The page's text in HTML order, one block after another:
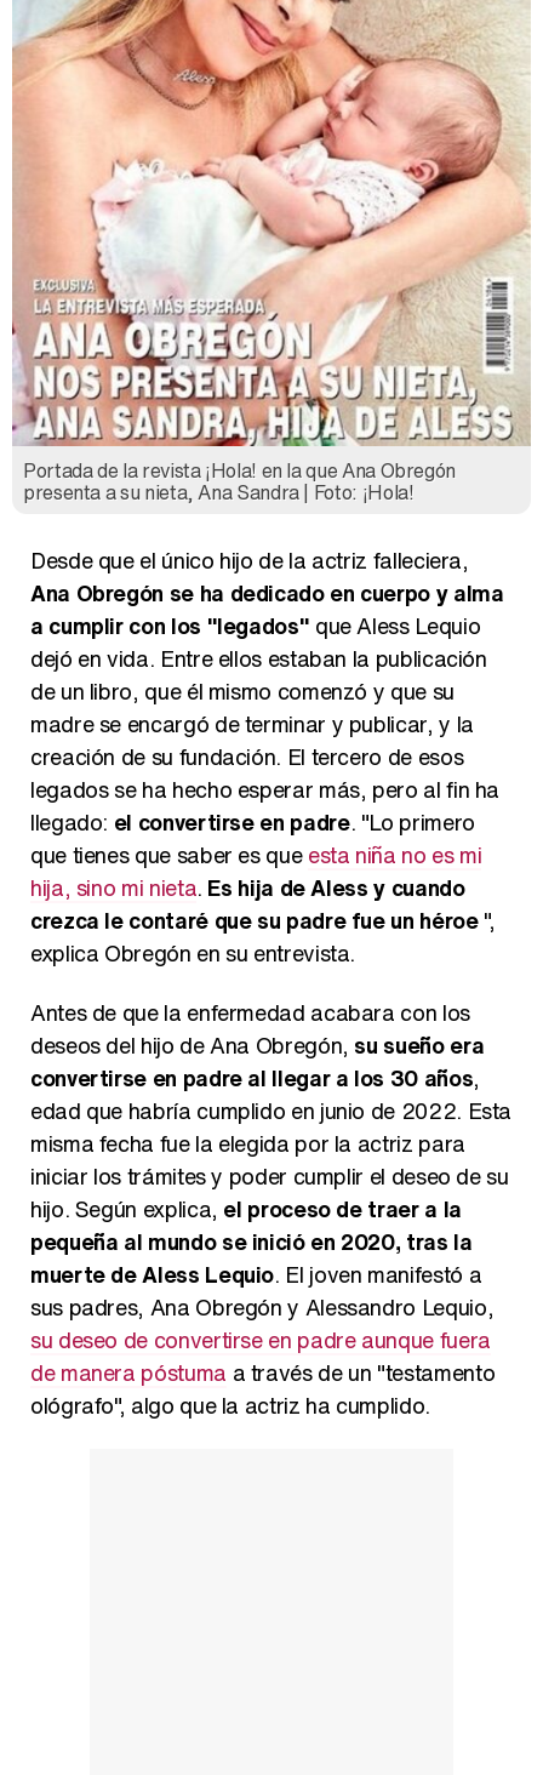
Portada de la revista ¡Hola! en la que Ana Obregón
presenta a su nieta, Ana Sandra | Foto: ¡Hola!
Desde que el único hijo de la actriz falleciera,
Ana Obregón se ha dedicado en cuerpo y alma
a cumplir con los "legados" que Aless Lequio
dejó en vida. Entre ellos estaban la publicación
de un libro, que él mismo comenzó y que su
madre se encargó de terminar y publicar, y la
creación de su fundación. El tercero de esos
legados se ha hecho esperar más, pero al fin ha
llegado: el convertirse en padre. "Lo primero
que tienes que saber es queesta niña no es mi
hija, sino mi nieta. Es hija de Aless y cuando
crezca le contaré que su padre fue un héroe",
explica Obregón en su entrevista.
Antes de que la enfermedad acabara con los
deseos del hijo de Ana Obregón, su sueño era
convertirse en padre al llegar a los 30 años,
edad que habría cumplido en junio de 2022. Esta
misma fecha fue la elegida por la actriz para
iniciar los trámites y poder cumplir el deseo de su
hijo. Según explica, el proceso de traer a la
pequeña al mundo se inició en 2020, tras la
muerte de Aless Lequio. El joven manifestó a
sus padres, Ana Obregón y Alessandro Lequio,
su deseo de convertirse en padre aunque fuera
de manera póstuma a través de un "testamento
ológrafo", algo que la actriz ha cumplido.